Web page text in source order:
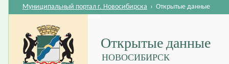
Открытые данные
НОВОСИБИРСК
Муниципальный портал г. Новосибирска › Открытые данные